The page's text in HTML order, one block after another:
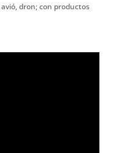
dron; con productos